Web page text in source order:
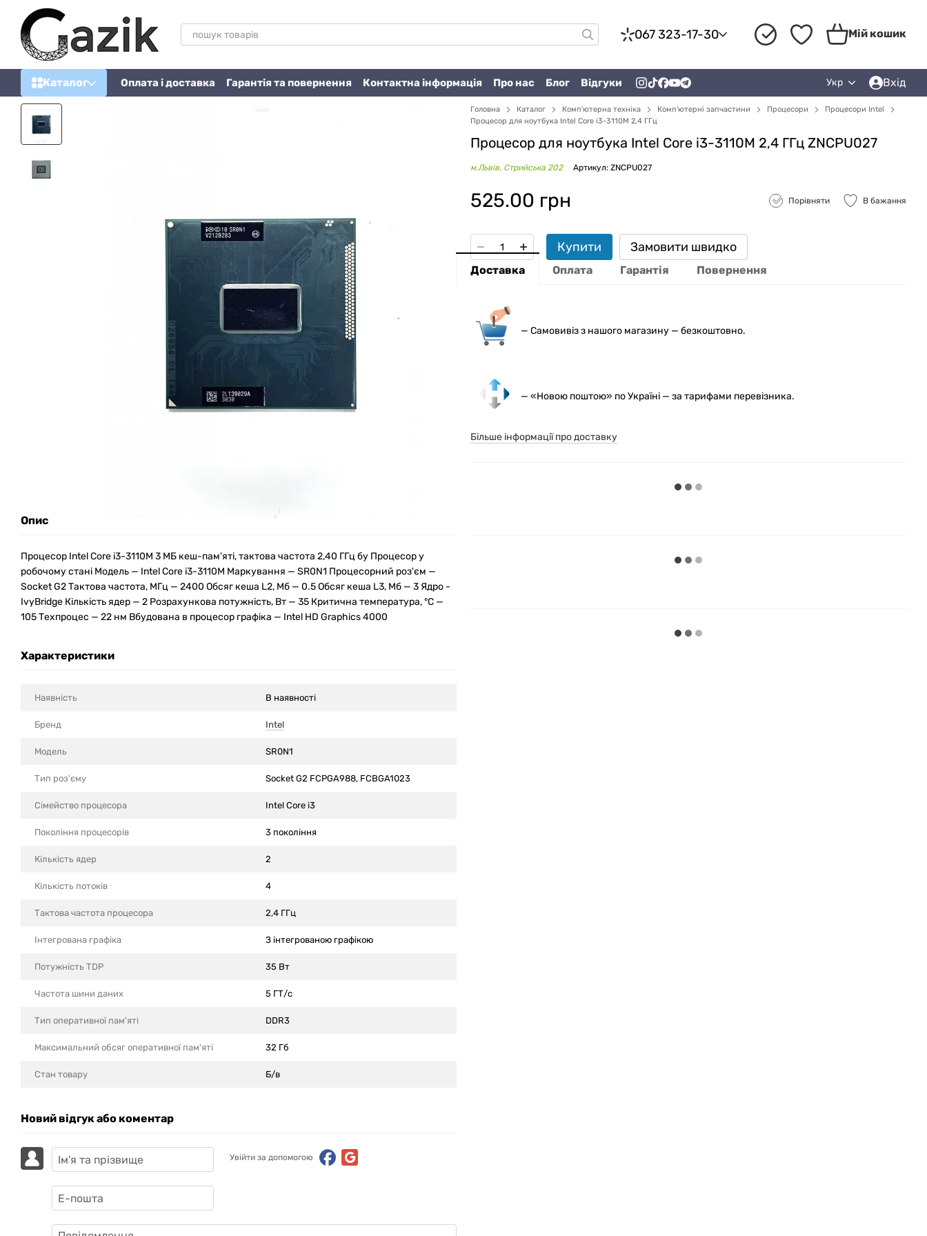
Перейти до основного контенту
067 323-17-30 Мій кошик
Каталог Оплата і доставка Гарантія та повернення Контактна інформація Про нас Блог Відгуки Укр Вхід
Опис
Процесор Intel Core i3-3110M 3 МБ кеш-пам'яті, тактова частота 2,40 ГГц бу Процесор у
робочому стані Модель — Intel Core i3-3110M Маркування — SR0N1 Процесорний роз'єм —
Socket G2 Тактова частота, МГц — 2400 Обсяг кеша L2, Мб — 0.5 Обсяг кеша L3, Мб — 3 Ядро -
IvyBridge Кількість ядер — 2 Розрахункова потужність, Вт — 35 Критична температура, °C —
105 Техпроцес — 22 нм Вбудована в процесор графіка — Intel HD Graphics 4000
Характеристики
Наявність В наявності
Бренд Intel
Модель SR0N1
Тип роз'єму Socket G2 FCPGA988, FCBGA1023
Сімейство процесора Intel Core i3
Покоління процесорів 3 покоління
Кількість ядер 2
Кількість потоків 4
Тактова частота процесора 2,4 ГГц
Інтегрована графіка З інтегрованою графікою
Потужність TDP 35 Вт
Частота шини даних 5 ГТ/с
Тип оперативної пам'яті DDR3
Максимальний обсяг оперативної пам'яті 32 Гб
Стан товару Б/в
Новий відгук або коментар
Увійти за допомогою
Головна Каталог Комп'ютерна техніка Комп'ютерні запчастини Процесори
Процесори Intel
Процесор для ноутбука Intel Core i3-3110M 2,4 ГГц
Процесор для ноутбука Intel Core i3-3110M 2,4 ГГц ZNCPU027
м.Львів, Стрийська 202 Артикул: ZNCPU027
525.00 грн Порівняти В бажання
Купити Замовити швидко
Доставка Оплата Гарантія Повернення
— Самовивіз з нашого магазину — безкоштовно.
— «Новою поштою» по Україні — за тарифами перевізника.
Більше інформації про доставку